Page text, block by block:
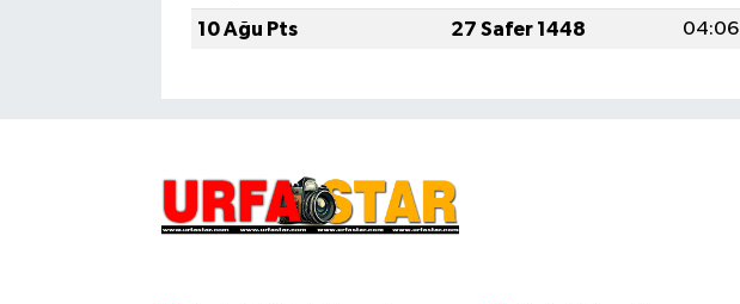
10 Ağu Pts
27 Safer 1448 04:06